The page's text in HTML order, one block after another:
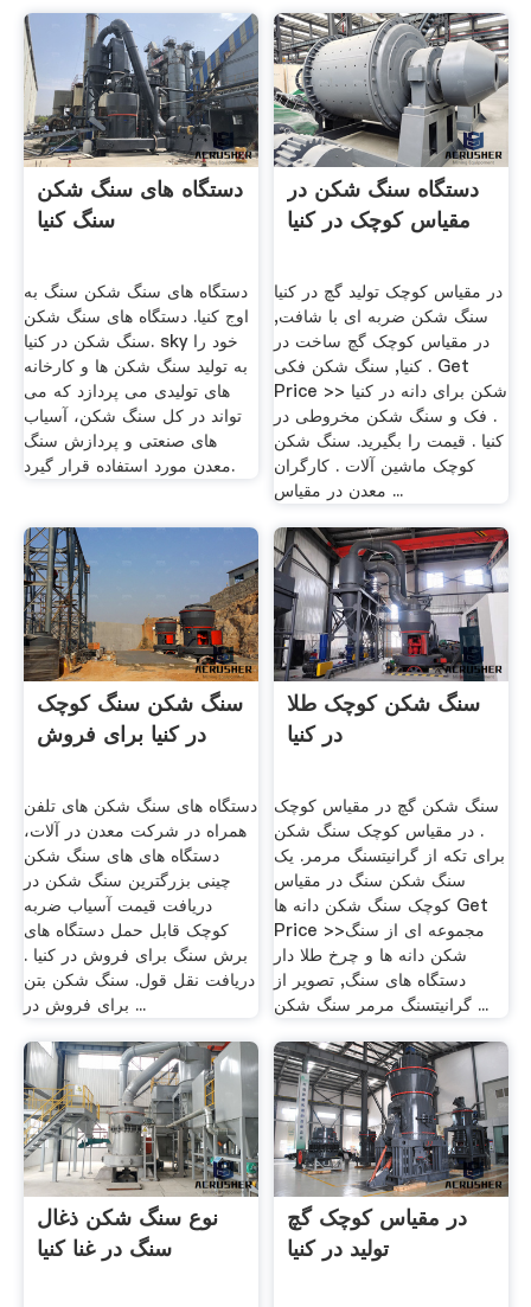
دستگاه های سنگ شکن
سنگ کنیا
دستگاه های سنگ شکن سنگ به
اوج کنیا. دستگاه های سنگ شکن
سنگ شکن در کنیا. sky خود را
به تولید سنگ شکن ها و کارخانه
های تولیدی می پردازد که می
تواند در کل سنگ شکن، آسیاب
های صنعتی و پردازش سنگ
معدن مورد استفاده قرار گیرد.
دستگاه سنگ شکن در
مقیاس کوچک در کنیا
در مقیاس کوچک تولید گچ در کنیا
سنگ شکن ضربه ای با شافت,
در مقیاس کوچک گچ ساخت در
کنیا, سنگ شکن فکی . Get
Price >> شکن برای دانه در کنیا
. فک و سنگ شکن مخروطی در
کنیا . قیمت را بگیرید. سنگ شکن
کوچک ماشین آلات . کارگران
معدن در مقیاس ...
سنگ شکن سنگ کوچک
در کنیا برای فروش
دستگاه های سنگ شکن های تلفن
همراه در شرکت معدن در آلات،
دستگاه های های سنگ شکن
چینی بزرگترین سنگ شکن در
دریافت قیمت آسیاب ضربه
کوچک قابل حمل دستگاه های
برش سنگ برای فروش در کنیا .
دریافت نقل قول. سنگ شکن بتن
برای فروش در ...
سنگ شکن کوچک طلا
در کنیا
سنگ شکن گچ در مقیاس کوچک
. در مقیاس کوچک سنگ شکن
برای تکه از گرانیتسنگ مرمر. یک
سنگ شکن سنگ در مقیاس
کوچک سنگ شکن دانه ها Get
Price >>مجموعه ای از سنگ
شکن دانه ها و چرخ طلا دار
دستگاه های سنگ, تصویر از
گرانیتسنگ مرمر سنگ شکن ...
نوع سنگ شکن ذغال
سنگ در غنا کنیا
در مقیاس کوچک گچ
تولید در کنیا